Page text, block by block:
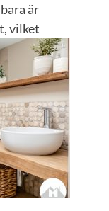
är
vilket